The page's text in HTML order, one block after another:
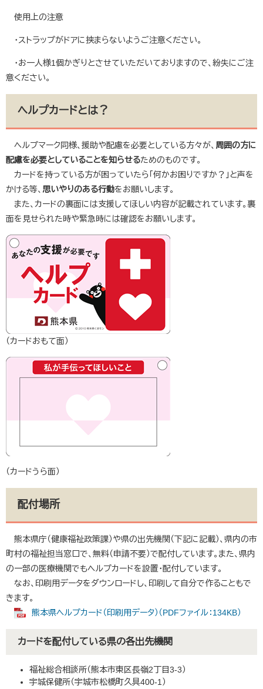
使用上の注意
・ストラップがドアに挟まらないようご注意ください。
・お一人様1個かぎりとさせていただいておりますので、紛失にご注
意ください。
ヘルプカードとは？
ヘルプマーク同様、援助や配慮を必要としている方々が、 周囲の方に
配慮を必要としていることを知らせるためのものです。
カードを持っている方が困っていたら「何かお困りですか？」と声を
かける等、 思いやりのある行動をお願いします。
また、カードの裏面には支援してほしい内容が記載されています。裏
面を見せられた時や緊急時には確認をお願いします。
​（カードおもて面）
（カードうら面）
配付場所
熊本県庁（健康福祉政策課）や県の出先機関（下記に記載）、県内の市
町村の福祉担当窓口で、無料（申請不要）で配付しています。また、県内
の一部の医療機関でもヘルプカードを設置・配付しています。
なお、印刷用データをダウンロードし、印刷して自分で作ることもで
きます。
熊本県ヘルプカード（印刷用データ）（PDFファイル：134KB）
カードを配付している県の各出先機関
福祉総合相談所（熊本市東区長嶺2丁目3-3）
宇城保健所（宇城市松橋町久具400-1）